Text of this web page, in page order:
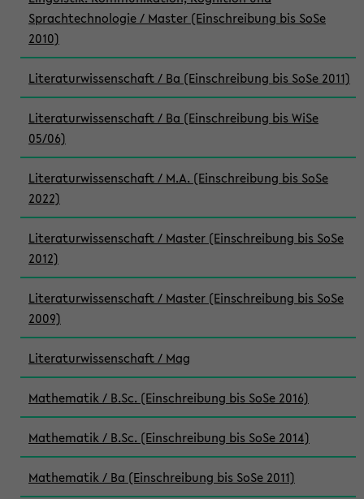
Sprachtechnologie / Master (Einschreibung bis SoSe
2010)
Literaturwissenschaft / Ba (Einschreibung bis SoSe 2011)
Literaturwissenschaft / Ba (Einschreibung bis WiSe
05/06)
Literaturwissenschaft / M.A. (Einschreibung bis SoSe
2022)
Literaturwissenschaft / Master (Einschreibung bis SoSe
2012)
Literaturwissenschaft / Master (Einschreibung bis SoSe
2009)
Literaturwissenschaft / Mag
Mathematik / B.Sc. (Einschreibung bis SoSe 2016)
Mathematik / B.Sc. (Einschreibung bis SoSe 2014)
Mathematik / Ba (Einschreibung bis SoSe 2011)